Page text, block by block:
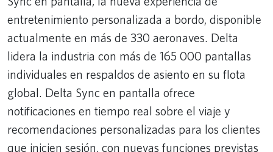
entretenimiento personalizada a bordo, disponible
actualmente en más de 330 aeronaves. Delta
lidera la industria con más de 165 000 pantallas
individuales en respaldos de asiento en su flota
global. Delta Sync en pantalla ofrece
notificaciones en tiempo real sobre el viaje y
recomendaciones personalizadas para los clientes
que inicien sesión, con nuevas funciones previstas